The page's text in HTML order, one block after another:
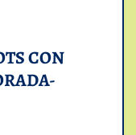
CON